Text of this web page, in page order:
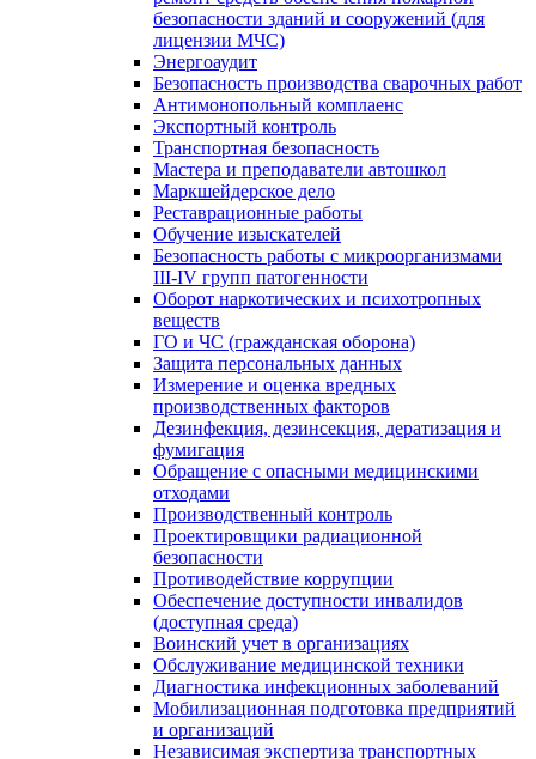
безопасности зданий и сооружений (для
лицензии МЧС)
Энергоаудит
Безопасность производства сварочных работ
Антимонопольный комплаенс
Экспортный контроль
Транспортная безопасность
Мастера и преподаватели автошкол
Маркшейдерское дело
Реставрационные работы
Обучение изыскателей
Безопасность работы с микроорганизмами
III-IV групп патогенности
Оборот наркотических и психотропных
веществ
ГО и ЧС (гражданская оборона)
Защита персональных данных
Измерение и оценка вредных
производственных факторов
Дезинфекция, дезинсекция, дератизация и
фумигация
Обращение с опасными медицинскими
отходами
Производственный контроль
Проектировщики радиационной
безопасности
Противодействие коррупции
Обеспечение доступности инвалидов
(доступная среда)
Воинский учет в организациях
Обслуживание медицинской техники
Диагностика инфекционных заболеваний
Мобилизационная подготовка предприятий
и организаций
Независимая экспертиза транспортных